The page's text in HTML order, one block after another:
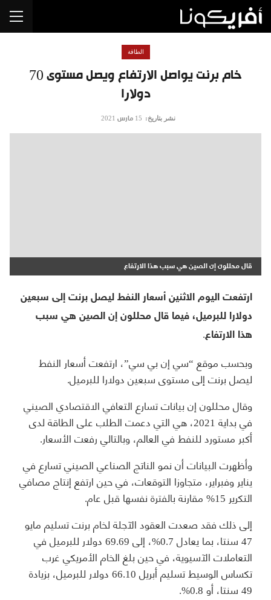
خام برنت يواصل الارتفاع ويصل مستوى 70
دولارا
الطاقة
نشر بتاريخ: 15 مارس 2021
قال محللون إن الصين هي سبب هذا الارتفاع
ارتفعت اليوم الاثنين أسعار النفط ليصل برنت إلى سبعين
دولارا للبرميل، فيما قال محللون إن الصين هي سبب
هذا الارتفاع.
وبحسب موقع “سي إن بي سي”، ارتفعت أسعار النفط
ليصل برنت إلى مستوى سبعين دولارا للبرميل.
وقال محللون إن بيانات تسارع التعافي الاقتصادي الصيني
في بداية 2021، هي التي دعمت الطلب على الطاقة لدى
أكبر مستورد للنفط في العالم، وبالتالي رفعت الأسعار.
وأظهرت البيانات أن نمو الناتج الصناعي الصيني تسارع في
يناير وفبراير، متجاوزا التوقعات، في حين ارتفع إنتاج مصافي
التكرير 15% مقارنة بالفترة نفسها قبل عام.
إلى ذلك فقد صعدت العقود الآجلة لخام برنت تسليم مايو
47 سنتا، بما يعادل 0.7%، إلى 69.69 دولار للبرميل في
التعاملات الآسيوية، في حين بلغ الخام الأمريكي غرب
تكساس الوسيط تسليم أبريل 66.10 دولار للبرميل، بزيادة
49 سنتا، أو 0.8%.